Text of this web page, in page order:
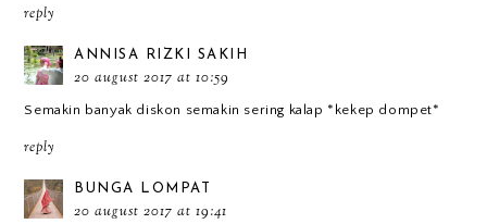
reply
ANNISA RIZKI SAKIH
20 august 2017 at 10:59
Semakin banyak diskon semakin sering kalap *kekep dompet*
reply
BUNGA LOMPAT
20 august 2017 at 19:41